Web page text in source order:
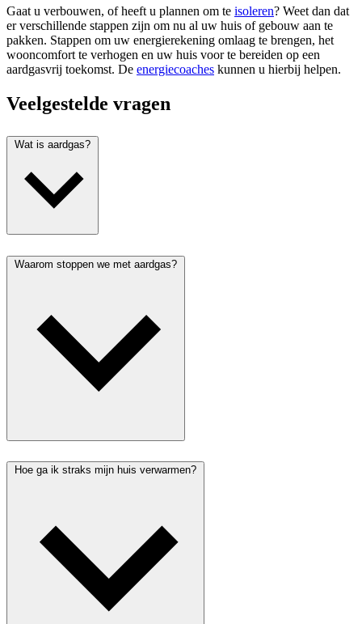
Gaat u verbouwen, of heeft u plannen om te isoleren? Weet dan dat
er verschillende stappen zijn om nu al uw huis of gebouw aan te
pakken. Stappen om uw energierekening omlaag te brengen, het
wooncomfort te verhogen en uw huis voor te bereiden op een
aardgasvrij toekomst. De energiecoaches kunnen u hierbij helpen.
Veelgestelde vragen
Wat is aardgas?
Waarom stoppen we met aardgas?
Hoe ga ik straks mijn huis verwarmen?